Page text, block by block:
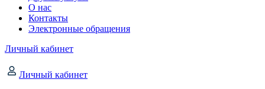
О нас
Контакты
Электронные обращения
Личный кабинет
Личный кабинет